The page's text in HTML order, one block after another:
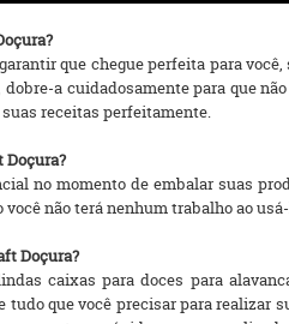
que chegue perfeita para
a cuidadosamente para que
receitas perfeitamente.
Doçura?
no momento de embalar suas
não terá nenhum trabalho ao
Doçura?
caixas para doces para
que você precisar para realizar